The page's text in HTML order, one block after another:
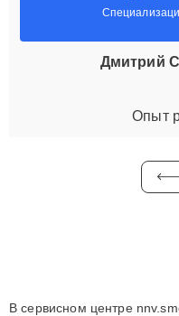
Дмитрий
Опыт
В сервисном центре